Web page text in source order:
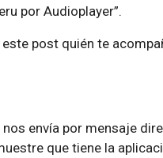
por Audioplayer”.
post quién te
nos envía por mensaje
que tiene la